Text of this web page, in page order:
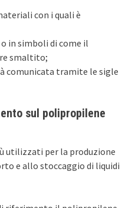
con i quali è
in simboli di come il
smaltito;
comunicata tramite le sigle
sul polipropilene
utilizzati per la produzione
e allo stoccaggio di liquidi